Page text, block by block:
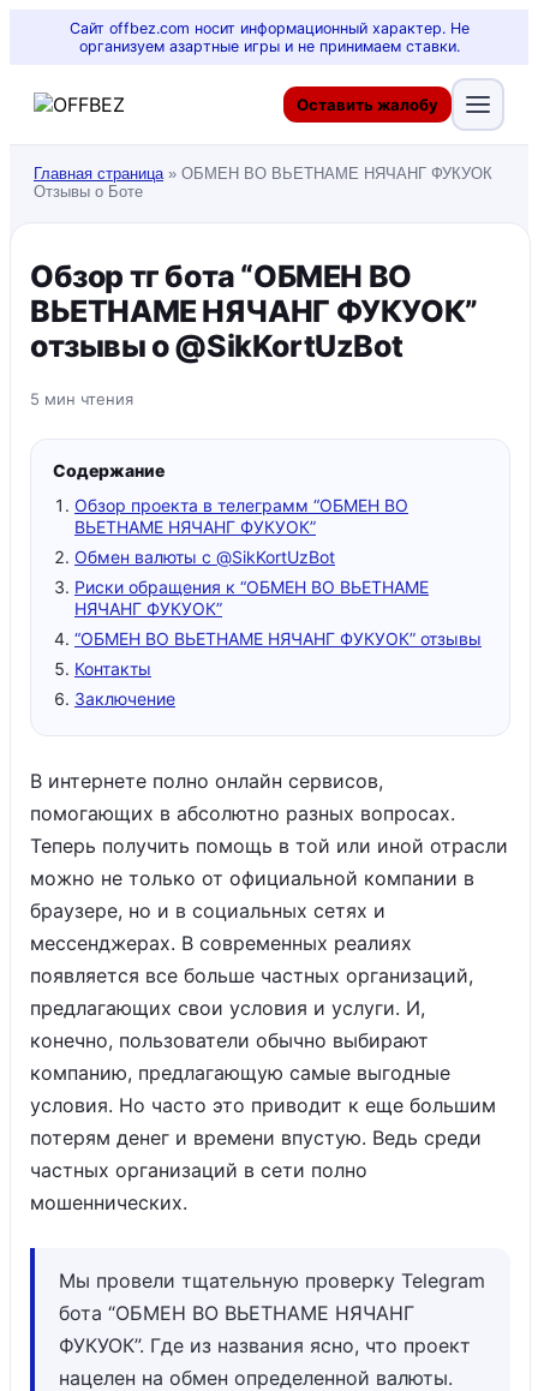
Сайт offbez.com носит информационный характер. Не
организуем азартные игры и не принимаем ставки.
Оставить жалобу
Главная страница» ОБМЕН ВО ВЬЕТНАМЕ НЯЧАНГ ФУКУОК
Отзывы о Боте
Обзор тг бота “ОБМЕН ВО
ВЬЕТНАМЕ НЯЧАНГ ФУКУОК”
отзывы о @SikKortUzBot
5 мин чтения
Содержание
Обзор проекта в телеграмм “ОБМЕН ВО
ВЬЕТНАМЕ НЯЧАНГ ФУКУОК”
Обмен валюты с @SikKortUzBot
Риски обращения к “ОБМЕН ВО ВЬЕТНАМЕ
НЯЧАНГ ФУКУОК”
“ОБМЕН ВО ВЬЕТНАМЕ НЯЧАНГ ФУКУОК” отзывы
Контакты
Заключение
В интернете полно онлайн сервисов,
помогающих в абсолютно разных вопросах.
Теперь получить помощь в той или иной отрасли
можно не только от официальной компании в
браузере, но и в социальных сетях и
мессенджерах. В современных реалиях
появляется все больше частных организаций,
предлагающих свои условия и услуги. И,
конечно, пользователи обычно выбирают
компанию, предлагающую самые выгодные
условия. Но часто это приводит к еще большим
потерям денег и времени впустую. Ведь среди
частных организаций в сети полно
мошеннических.
Мы провели тщательную проверку Telegram
бота “ОБМЕН ВО ВЬЕТНАМЕ НЯЧАНГ
ФУКУОК”. Где из названия ясно, что проект
нацелен на обмен определенной валюты.